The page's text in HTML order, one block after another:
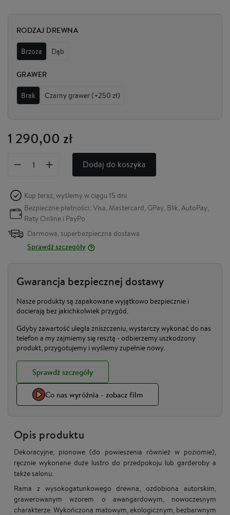
RODZAJ DREWNA
Brzoza Dąb
GRAWER
Brak Czarny grawer (+250 zł)
1 290,00 zł
Dodaj do koszyka
Kup teraz, wyślemy w ciągu 15 dni
Bezpieczne płatności: Visa, Mastercard, GPay, Blik, AutoPay,
Raty Online i PayPo
Darmowa, superbezpieczna dostawa
Sprawdź szczegóły
Gwarancja bezpiecznej dostawy
Nasze produkty są zapakowane wyjątkowo bezpiecznie i
docierają bez jakichkolwiek przygód.
Gdyby zawartość uległa zniszczeniu, wystarczy wykonać do nas
telefon a my zajmiemy się resztą - odbierzemy uszkodzony
produkt, przygotujemy i wyślemy zupełnie nowy.
Sprawdź szczegóły
Co nas wyróżnia - zobacz film
Opis produktu
Dekoracyjne, pionowe (do powieszenia również w poziomie),
ręcznie wykonane duże lustro do przedpokoju lub garderoby a
także salonu.
Rama z wysokogatunkowego drewna, ozdobiona autorskim,
grawerowanym wzorem o awangardowym, nowoczesnym
charakterze. Wykończona matowym, ekologicznym, bezbarwnym